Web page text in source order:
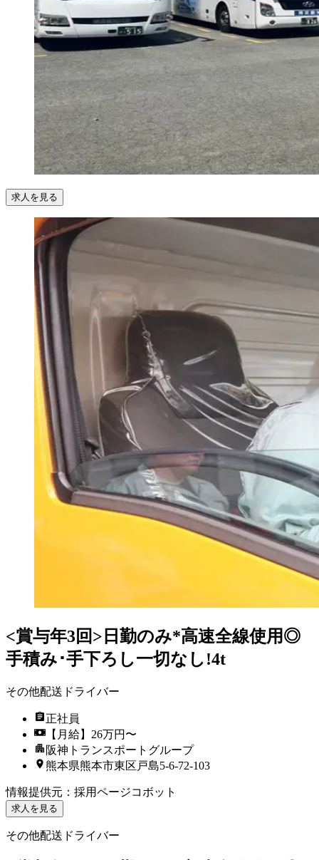
求人を見る
<賞与年3回>日勤のみ*高速全線使用◎
手積み･手下ろし一切なし!4t
その他配送ドライバー
正社員
【月給】26万円〜
阪神トランスポートグループ
熊本県熊本市東区戸島5-6-72-103
情報提供元 ： 採用ページコボット
求人を見る
その他配送ドライバー